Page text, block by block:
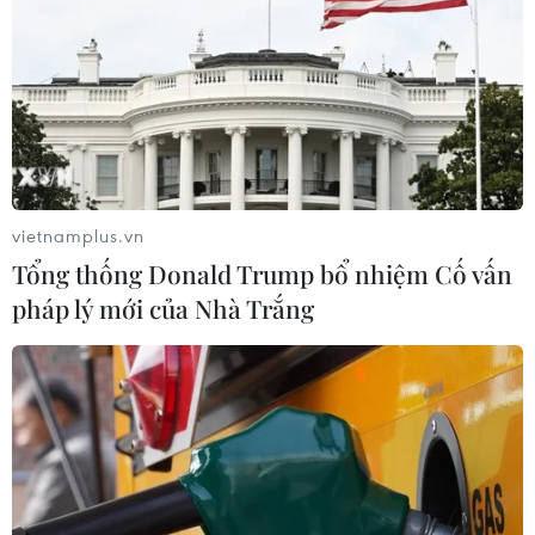
vietnamplus.vn
Tổng thống Donald Trump bổ nhiệm Cố vấn
pháp lý mới của Nhà Trắng